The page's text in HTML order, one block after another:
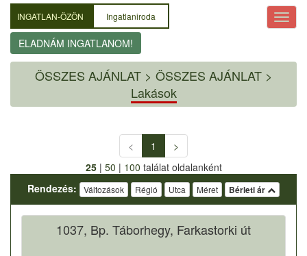
INGATLAN-ÖZÖN Ingatlaniroda
ELADNÁM INGATLANOM!
ÖSSZES AJÁNLAT> ÖSSZES AJÁNLAT >
Lakások
< 1
>
25| 50 | 100 találat oldalanként
Rendezés:
Változások Régió Utca Méret Bérleti ár
1037, Bp. Táborhegy, Farkastorki út